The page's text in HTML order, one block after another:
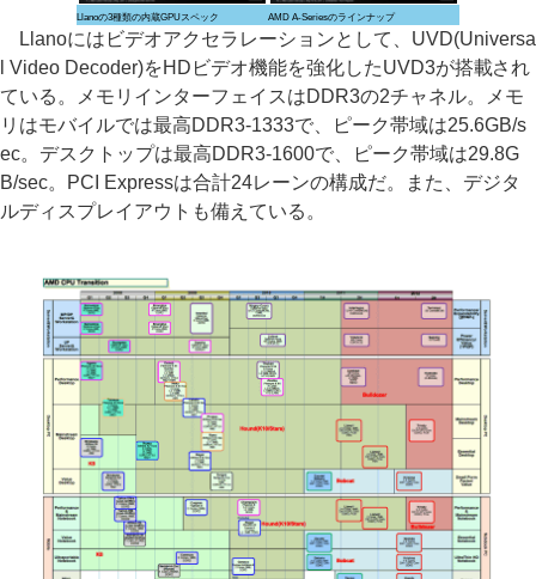
Llanoの3種類の内蔵GPUスペック AMD A-Seriesのラインナップ
Llanoにはビデオアクセラレーションとして、UVD(Universa
l Video Decoder)をHDビデオ機能を強化したUVD3が搭載され
ている。メモリインターフェイスはDDR3の2チャネル。メモ
リはモバイルでは最高DDR3-1333で、ピーク帯域は25.6GB/s
ec。デスクトップは最高DDR3-1600で、ピーク帯域は29.8G
B/sec。PCI Expressは合計24レーンの構成だ。また、デジタ
ルディスプレイアウトも備えている。